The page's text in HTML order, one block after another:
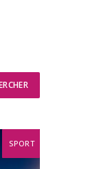
SPORT